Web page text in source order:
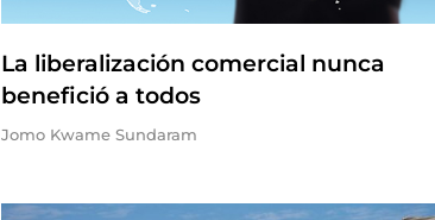
La liberalización comercial nunca
benefició a todos
Jomo Kwame Sundaram